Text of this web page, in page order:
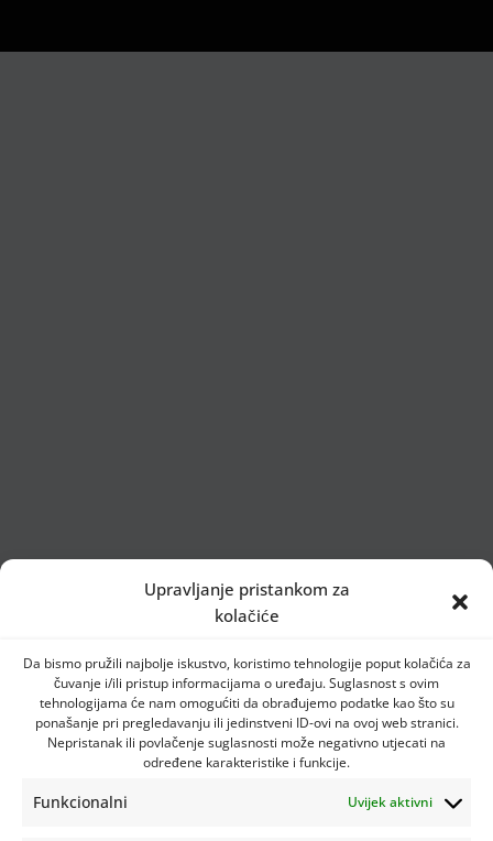
Upravljanje pristankom za
kolačiće
Da bismo pružili najbolje iskustvo, koristimo tehnologije poput kolačića za
čuvanje i/ili pristup informacijama o uređaju. Suglasnost s ovim
tehnologijama će nam omogućiti da obrađujemo podatke kao što su
ponašanje pri pregledavanju ili jedinstveni ID-ovi na ovoj web stranici.
Nepristanak ili povlačenje suglasnosti može negativno utjecati na
određene karakteristike i funkcije.
Funkcionalni Uvijek aktivni